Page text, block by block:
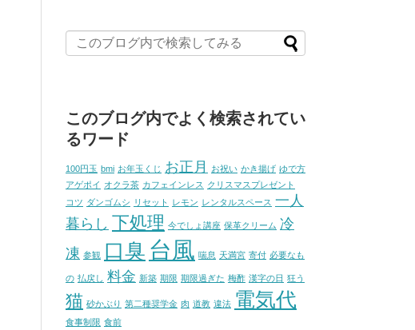
このブログ内でよく検索されてい
るワード
100円玉 bmi お年玉くじ お正月 お祝い かき揚げ ゆで方
アゲポイ オクラ茶 カフェインレス クリスマスプレゼント
コツ ダンゴムシ リセット レモン レンタルスペース 一人
暮らし 下処理 今でしょ講座 保革クリーム 冷
凍 参観 口臭 台風 喘息 天満宮 寄付 必要なも
の 払戻し 料金 新築 期限 期限過ぎた 梅酢 漢字の日 狂う
猫 砂かぶり 第二種奨学金 肉 道教 違法 電気代
食事制限 食前